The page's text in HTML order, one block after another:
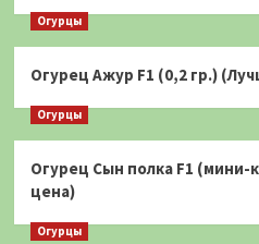
Огурцы
Огурец Ажур F1 (0,2 гр.)
Огурцы
Огурец Сын полка F1 (мини-
цена)
Огурцы